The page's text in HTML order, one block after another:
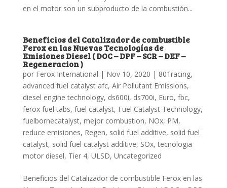
en el motor son un subproducto de la combustión...
Beneficios del Catalizador de combustible
Ferox en las Nuevas Tecnologías de
Emisiones Diesel ( DOC – DPF – SCR – DEF –
Regeneracion )
por Ferox International | Nov 10, 2020 | 801racing,
advanced fuel catalyst afc, Air Pollutant Emissions,
diesel engine technology, ds600i, ds700i, Euro, fbc,
ferox fuel tabs, fuel catalyst, Fuel Catalyst Technology,
fuelbornecatalyst, mejor combustion, NOx, PM,
reduce emisiones, Regen, solid fuel additive, solid fuel
catalyst, solid fuel catalyst additive, SOx,tecnologia
motor diesel, Tier 4, ULSD, Uncategorized
Beneficios del Catalizador de combustible Ferox en las